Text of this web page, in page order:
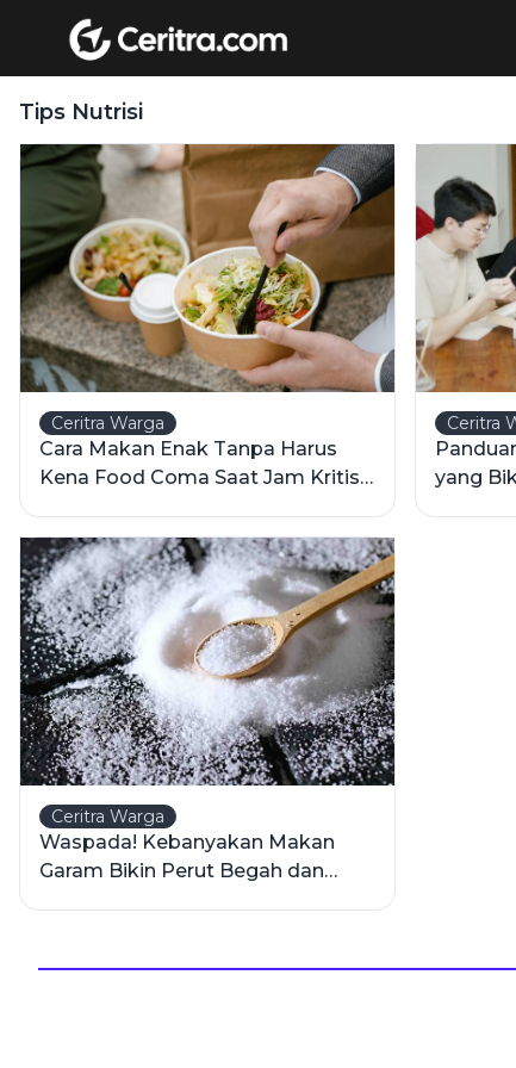
Tips Nutrisi
Ceritra Warga
Cara Makan Enak Tanpa Harus
Kena Food Coma Saat Jam Kritis
Ceritra
yang
Ceritra Warga
Waspada! Kebanyakan Makan
Garam Bikin Perut Begah dan